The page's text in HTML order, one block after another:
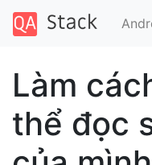
Làm
thể đọc